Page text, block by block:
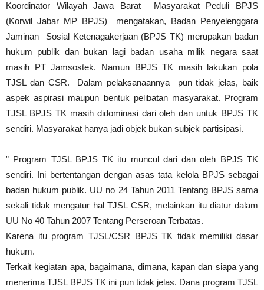
Koordinator Wilayah Jawa Barat Masyarakat Peduli BPJS
(Korwil Jabar MP BPJS) mengatakan, Badan Penyelenggara
Jaminan Sosial Ketenagakerjaan (BPJS TK) merupakan badan
hukum publik dan bukan lagi badan usaha milik negara saat
masih PT Jamsostek. Namun BPJS TK masih lakukan pola
TJSL dan CSR. Dalam pelaksanaannya pun tidak jelas, baik
aspek aspirasi maupun bentuk pelibatan masyarakat. Program
TJSL BPJS TK masih didominasi dari oleh dan untuk BPJS TK
sendiri. Masyarakat hanya jadi objek bukan subjek partisipasi.
” Program TJSL BPJS TK itu muncul dari dan oleh BPJS TK
sendiri. Ini bertentangan dengan asas tata kelola BPJS sebagai
badan hukum publik. UU no 24 Tahun 2011 Tentang BPJS sama
sekali tidak mengatur hal TJSL CSR, melainkan itu diatur dalam
UU No 40 Tahun 2007 Tentang Perseroan Terbatas.
Karena itu program TJSL/CSR BPJS TK tidak memiliki dasar
hukum.
Terkait kegiatan apa, bagaimana, dimana, kapan dan siapa yang
menerima TJSL BPJS TK ini pun tidak jelas. Dana program TJSL